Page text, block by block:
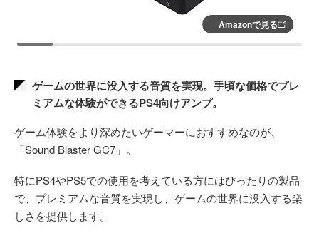
Amazonで見る
ゲームの世界に没入する音質を実現。手頃な価格でプレ
ミアムな体験ができるPS4向けアンプ。
ゲーム体験をより深めたいゲーマーにおすすめなのが、
「Sound Blaster GC7」。
特にPS4やPS5での使用を考えている方にはぴったりの製品
で、プレミアムな音質を実現し、ゲームの世界に没入する楽
しさを提供します。